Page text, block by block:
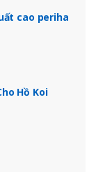
cao periha
Hồ Koi